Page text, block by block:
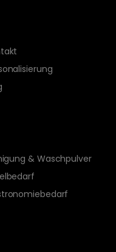
& Waschpulver